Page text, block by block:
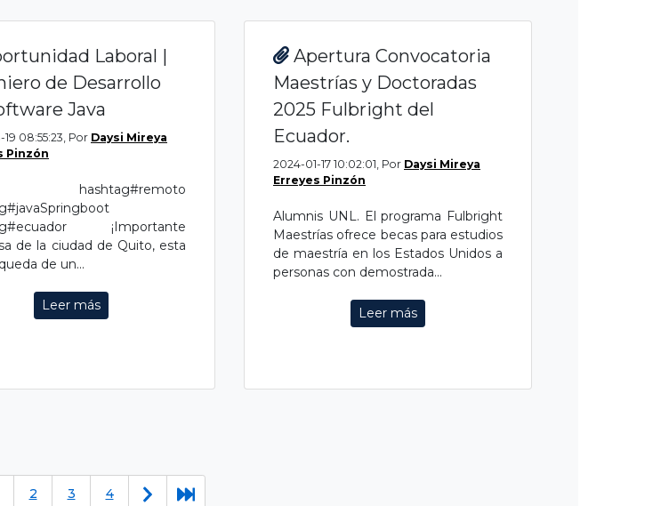
Laboral |
de Desarrollo
Java
08:55:23, Por Daysi Mireya
Pinzón
hashtag#remoto
¡Importante
de la ciudad de Quito, esta
de un...
Leer más
Apertura Convocatoria
Maestrías y Doctoradas
2025 Fulbright del
Ecuador.
2024-01-17 10:02:01, Por Daysi Mireya
Erreyes Pinzón
Alumnis UNL. El programa Fulbright
Maestrías ofrece becas para estudios
de maestría en los Estados Unidos a
personas con demostrada...
Leer más
2 3 4